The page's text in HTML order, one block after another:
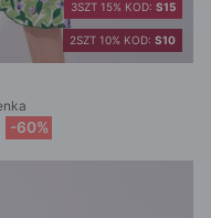
2SZT 10% KOD: S10
3SZT 15% KOD: S15
-60%